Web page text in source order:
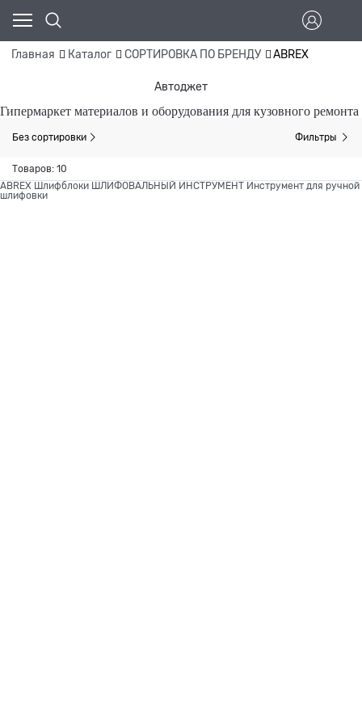
Главная Каталог СОРТИРОВКА ПО БРЕНДУ ABREX
Автоджет
Гипермаркет материалов и оборудования для кузовного ремонта
Без сортировки Фильтры
Товаров: 10
ABREX Шлифблоки ШЛИФОВАЛЬНЫЙ ИНСТРУМЕНТ Инструмент для ручной
шлифовки